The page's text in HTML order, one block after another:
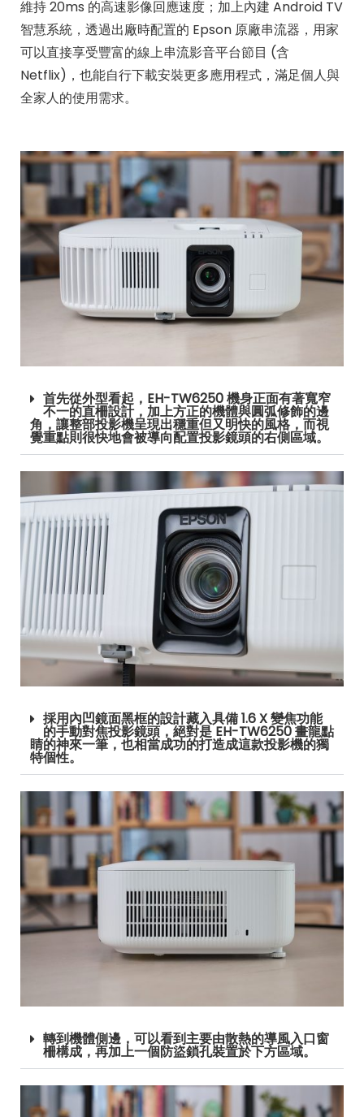
維持 20ms 的高速影像回應速度；加上內建 Android TV
智慧系統，透過出廠時配置的 Epson 原廠串流器，用家
可以直接享受豐富的線上串流影音平台節目 (含
Netflix)，也能自行下載安裝更多應用程式，滿足個人與
全家人的使用需求。
首先從外型看起，EH-TW6250 機身正面有著寬窄
不一的直柵設計，加上方正的機體與圓弧修飾的邊
角，讓整部投影機呈現出穩重但又明快的風格，而視
覺重點則很快地會被導向配置投影鏡頭的右側區域。
採用內凹鏡面黑框的設計藏入具備 1.6 X 變焦功能
的手動對焦投影鏡頭，絕對是 EH-TW6250 畫龍點
睛的神來一筆，也相當成功的打造成這款投影機的獨
特個性。
轉到機體側邊，可以看到主要由散熱的導風入口窗
柵構成，再加上一個防盜鎖孔裝置於下方區域。